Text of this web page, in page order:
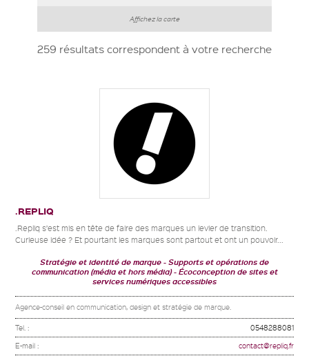
Affichez la carte
259 résultats correspondent à votre recherche
.REPLIQ
.Repliq s’est mis en tête de faire des marques un levier de transition.
Curieuse idée ? Et pourtant les marques sont partout et ont un pouvoir...
Stratégie et identité de marque
Supports et opérations de
communication (média et hors média)
Écoconception de sites et
services numériques accessibles
Agence-conseil en communication, design et stratégie de marque.
Tel. : 0548288081
E-mail : contact@repliq.fr